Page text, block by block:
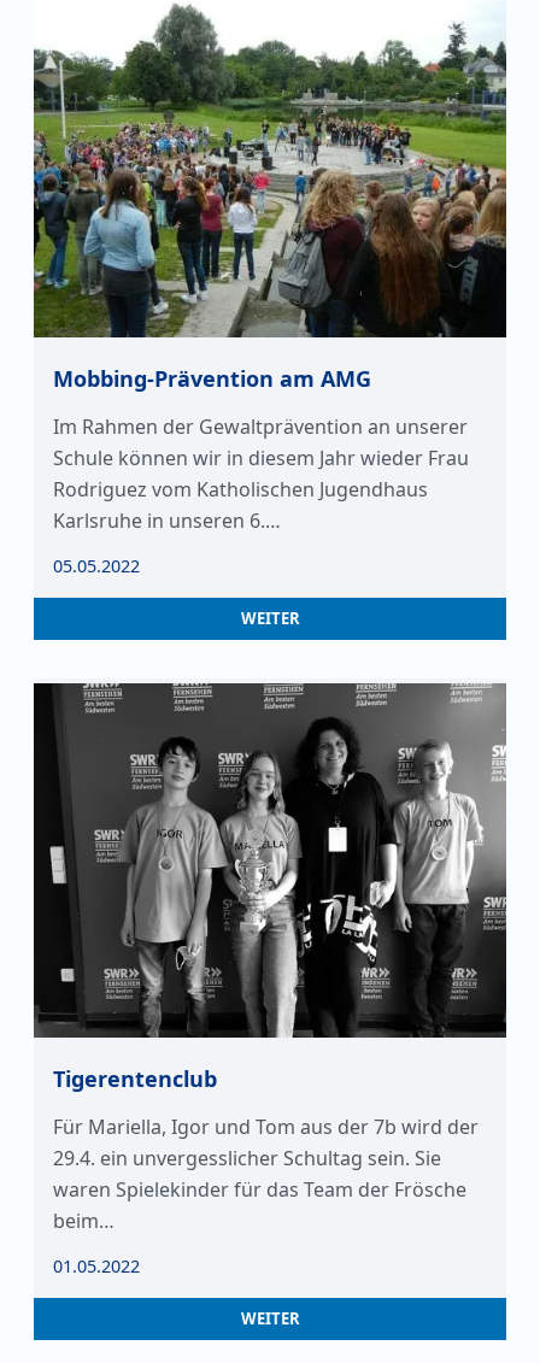
Mobbing-Prävention am AMG
Im Rahmen der Gewaltprävention an unserer
Schule können wir in diesem Jahr wieder Frau
Rodriguez vom Katholischen Jugendhaus
Karlsruhe in unseren 6.…
05.05.2022
WEITER
Tigerentenclub
Für Mariella, Igor und Tom aus der 7b wird der
29.4. ein unvergesslicher Schultag sein. Sie
waren Spielekinder für das Team der Frösche
beim…
01.05.2022
WEITER